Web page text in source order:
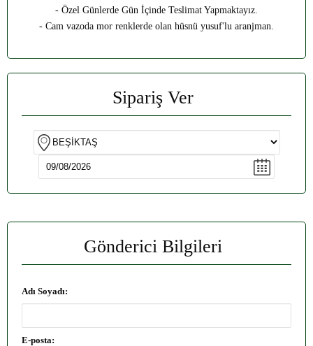
- Özel Günlerde Gün İçinde Teslimat Yapmaktayız.
- Cam vazoda mor renklerde olan hüsnü yusuf'lu aranjman.
Sipariş Ver
Gönderici Bilgileri
Adı Soyadı:
E-posta: